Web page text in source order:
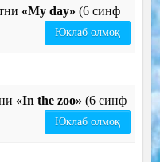
«My day» (6 синф
Юклаб олмоқ
«In the zoo» (6 синф
Юклаб олмоқ